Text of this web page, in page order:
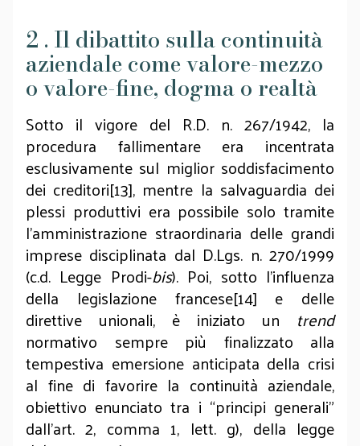
2 . Il dibattito sulla continuità
aziendale come valore-mezzo
o valore-fine, dogma o realtà
Sotto il vigore del R.D. n. 267/1942, la
procedura fallimentare era incentrata
esclusivamente sul miglior soddisfacimento
dei creditori[13], mentre la salvaguardia dei
plessi produttivi era possibile solo tramite
l’amministrazione straordinaria delle grandi
imprese disciplinata dal D.Lgs. n. 270/1999
(c.d. Legge Prodi-bis). Poi, sotto l’influenza
della legislazione francese[14] e delle
direttive unionali, è iniziato un trend
normativo sempre più finalizzato alla
tempestiva emersione anticipata della crisi
al fine di favorire la continuità aziendale,
obiettivo enunciato tra i “principi generali”
dall’art. 2, comma 1, lett. g), della legge